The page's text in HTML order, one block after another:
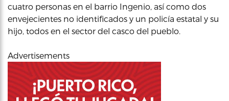
cuatro personas en el barrio Ingenio, así como dos
envejecientes no identificados y un policía estatal y su
hijo, todos en el sector del casco del pueblo.
Advertisements